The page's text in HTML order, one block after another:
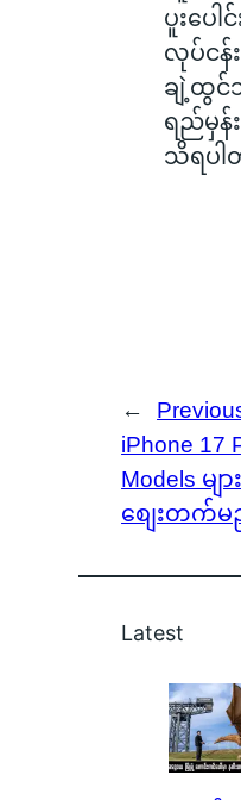
ပူးပေါင်
လုပ်ငန်
ချဲ့ထွင်
ရည်မှ
သိရပါ
←
iPhone 17
Models များ
စျေးတက်
Latest